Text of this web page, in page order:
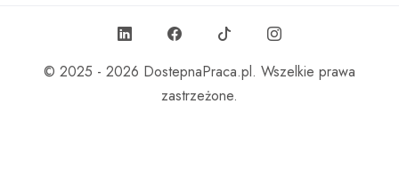
© 2025 - 2026 DostepnaPraca.pl. Wszelkie prawa
zastrzeżone.